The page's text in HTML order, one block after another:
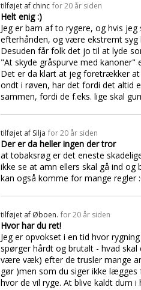
tilføjet af chinc for 20 år siden
Helt enig :)
Jeg er barn af to rygere, og hvis
efterhånden, og være ekstremt syg
Desuden får folk det jo til at lyde
"At skyde gråspurve med kanoner"
Det er da klart at jeg foretrækker
ondt i røven, har det fordi det altid
sammen, fordi de f.eks. lige skal
tilføjet af Silja for 20 år siden
Der er da heller ingen der tror
at tobaksrøg er det eneste
ikke se at amn ellers skal gå ind
kan også komme for mange regler
tilføjet af Øboen. for 20 år siden
Hvor har du ret!
Jeg er opvokset i en tid hvor
spørger hårdt og brutalt - hvad
være væk) efter de trusler mange
gør )men som du siger ikke
hvor de vil ryge. At blive kaldt dum